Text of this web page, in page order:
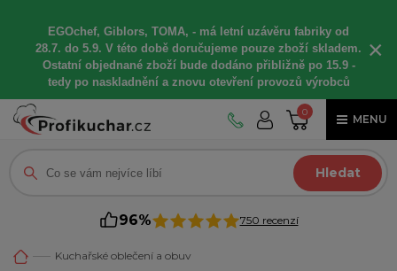
EGOchef, Giblors, TOMA, - má letní uzávěru fabriky od
28.7. do 5.9. V této době doručujeme pouze zboží skladem.
Ostatní objednané zboží bude dodáno přibližně po 15.9 -
tedy po naskladnění a znovu otevření provozů výrobců
×
0
MENU
Hledat
96% 750 recenzí
Kuchařské oblečení a obuv